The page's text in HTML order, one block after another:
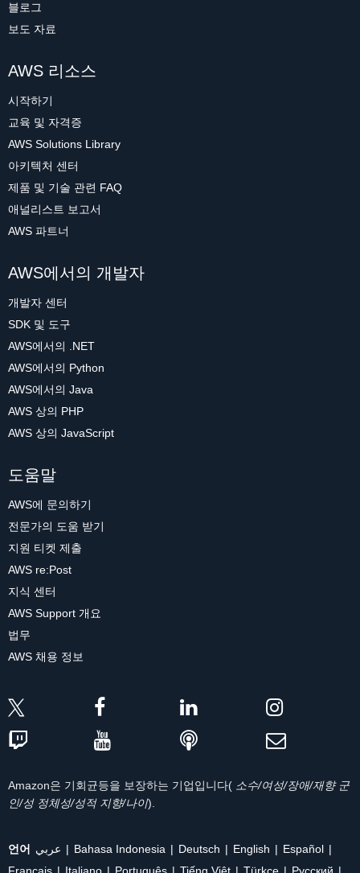
블로그
보도 자료
AWS 리소스
시작하기
교육 및 자격증
AWS Solutions Library
아키텍처 센터
제품 및 기술 관련 FAQ
애널리스트 보고서
AWS 파트너
AWS에서의 개발자
개발자 센터
SDK 및 도구
AWS에서의 .NET
AWS에서의 Python
AWS에서의 Java
AWS 상의 PHP
AWS 상의 JavaScript
도움말
AWS에 문의하기
전문가의 도움 받기
지원 티켓 제출
AWS re:Post
지식 센터
AWS Support 개요
법무
AWS 채용 정보
Amazon은 기회균등을 보장하는 기업입니다( 소수/여성/장애/재향 군
인/성 정체성/성적 지향/나이).
언어 عربي Bahasa Indonesia Deutsch English
Español